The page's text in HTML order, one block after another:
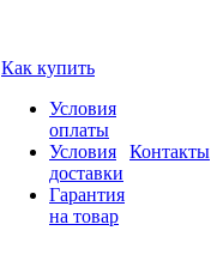
Как купить
Условия
оплаты
Условия
доставки
Гарантия
на товар
Контакты